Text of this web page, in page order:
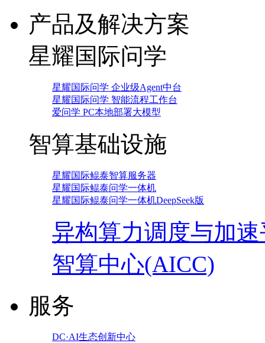
产品及解决方案
星耀国际问学
星耀国际问学 企业级Agent中台
星耀国际问学 智能流程工作台
爱问学 PC本地部署大模型
智算基础设施
星耀国际鲲泰智算服务器
星耀国际鲲泰问学一体机
星耀国际鲲泰问学一体机DeepSeek版
异构算力调度与加
智算中心(AICC)
服务
DC·AI生态创新中心